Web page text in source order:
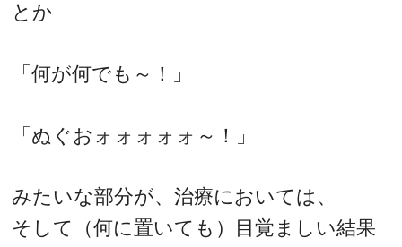
とか
「何が何でも～！」
「ぬぐおォォォォォ～！」
みたいな部分が、治療においては、
そして（何に置いても）目覚ましい結果